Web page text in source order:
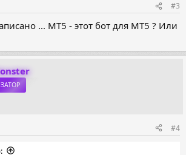
#3
... МТ5 - этот бот для МТ5 ? Или
#4